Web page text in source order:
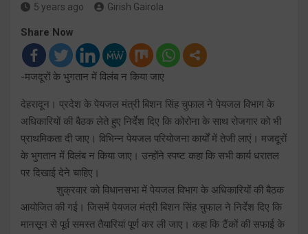
5 years ago Girish Gairola
Share Now
-मजदूरों के भुगतान में विलंब न किया जाए
देहरादून। प्रदेश के पेयजल मंत्री बिशन सिंह चुफाल ने पेयजल विभाग के
अधिकारियों की बैठक लेते हुए निर्देश दिए कि कोरोना के साथ रोजगार को भी
प्राथमिकता दी जाए। विभिन्न पेयजल परियोजना कार्यों में तेजी लाएं। मजदूरों
के भुगतान में विलंब न किया जाए। उन्होंने स्पष्ट कहा कि सभी कार्य धरातल
पर दिखाई देने चाहिए।
शुक्रवार को विधानसभा में पेयजल विभाग के अधिकारियों की बैठक
आयोजित की गई। जिसमें पेयजल मंत्री बिशन सिंह चुफाल ने निर्देश दिए कि
मानसून से पूर्व समस्त तैयारियां पूर्ण कर ली जाए। कहा कि टैंकों की सफाई के